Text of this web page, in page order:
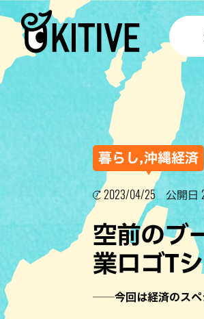
暮らし,沖縄経済
2023/04/25 公開日
空前のブ
業ロゴT
──今回は経済のスペ